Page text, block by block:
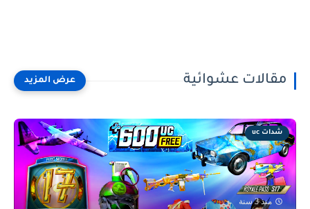
مقالات عشوائية
شدات uc
منذ 3 سنة